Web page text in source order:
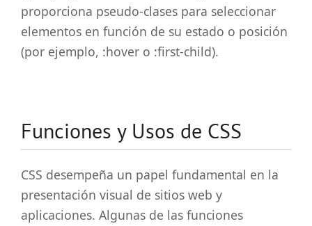
proporciona pseudo-clases para seleccionar
elementos en función de su estado o posición
(por ejemplo, :hover o :first-child).
Funciones y Usos de CSS
CSS desempeña un papel fundamental en la
presentación visual de sitios web y
aplicaciones. Algunas de las funciones